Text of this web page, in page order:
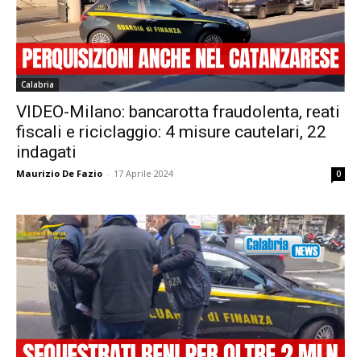
Calabria
VIDEO-Milano: bancarotta fraudolenta, reati
fiscali e riciclaggio: 4 misure cautelari, 22
indagati
Maurizio De Fazio - 17 Aprile 2024 0